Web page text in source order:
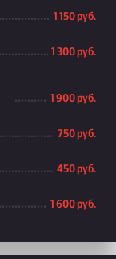
1 150 руб.
1 300 руб.
1 900 руб.
750 руб.
450 руб.
1 600 руб.